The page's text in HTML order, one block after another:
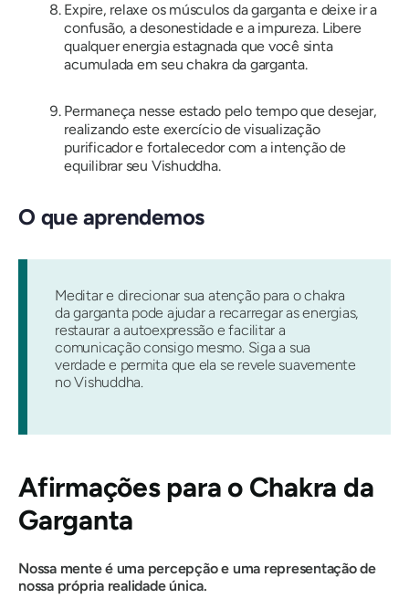
Expire, relaxe os músculos da garganta e deixe ir a
confusão, a desonestidade e a impureza. Libere
qualquer energia estagnada que você sinta
acumulada em seu chakra da garganta.
Permaneça nesse estado pelo tempo que desejar,
realizando este exercício de visualização
purificador e fortalecedor com a intenção de
equilibrar seu Vishuddha.
O que aprendemos
Meditar e direcionar sua atenção para o chakra
da garganta pode ajudar a recarregar as energias,
restaurar a autoexpressão e facilitar a
comunicação consigo mesmo. Siga a sua
verdade e permita que ela se revele suavemente
no Vishuddha.
Afirmações para o Chakra da
Garganta
Nossa mente é uma percepção e uma representação de
nossa própria realidade única.